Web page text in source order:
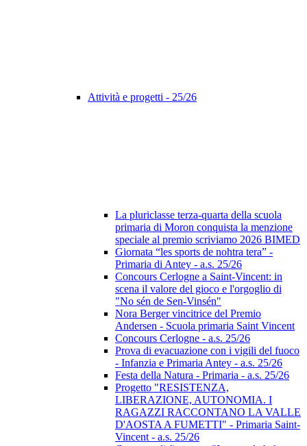
Attività e progetti - 25/26
La pluriclasse terza-quarta della scuola
primaria di Moron conquista la menzione
speciale al premio scriviamo 2026 BIMED
Giornata “les sports de nohtra tera” -
Primaria di Antey - a.s. 25/26
Concours Cerlogne a Saint-Vincent: in
scena il valore del gioco e l'orgoglio di
"No sén de Sen-Vinsén"
Nora Berger vincitrice del Premio
Andersen - Scuola primaria Saint Vincent
Concours Cerlogne - a.s. 25/26
Prova di evacuazione con i vigili del fuoco
- Infanzia e Primaria Antey - a.s. 25/26
Festa della Natura - Primaria - a.s. 25/26
Progetto "RESISTENZA,
LIBERAZIONE, AUTONOMIA. I
RAGAZZI RACCONTANO LA VALLE
D'AOSTA A FUMETTI" - Primaria Saint-
Vincent - a.s. 25/26